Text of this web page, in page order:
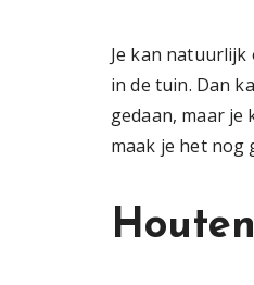
Je kan
in de tuin. Dan
gedaan, maar je
maak je het nog